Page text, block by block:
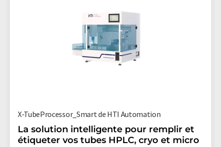
X-TubeProcessor_Smart de HTI Automation
La solution intelligente pour remplir et
étiqueter vos tubes HPLC, cryo et micro